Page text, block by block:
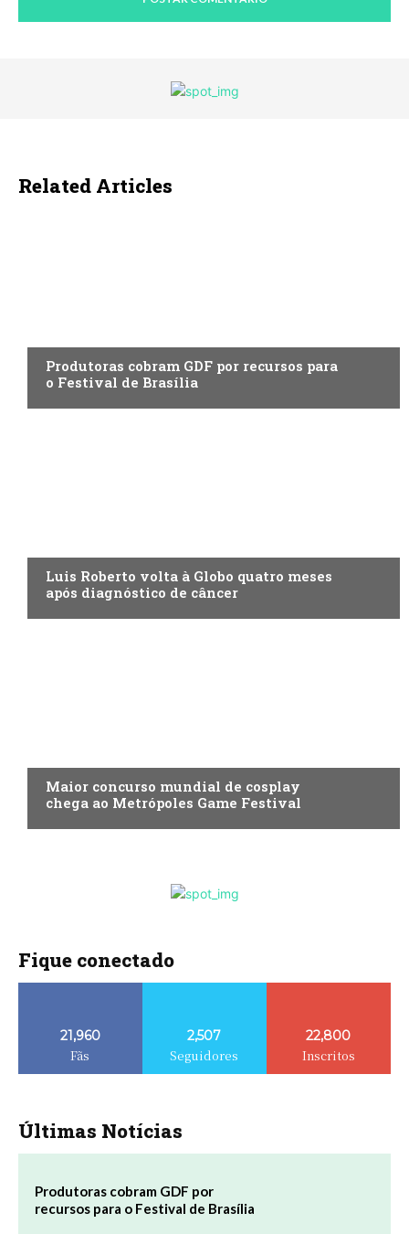
Related Articles
Produtoras cobram GDF por recursos para
o Festival de Brasília
Luis Roberto volta à Globo quatro meses
após diagnóstico de câncer
Maior concurso mundial de cosplay
chega ao Metrópoles Game Festival
Fique conectado
21,960
Fãs
2,507
Seguidores
22,800
Inscritos
Últimas Notícias
Produtoras cobram GDF por
recursos para o Festival de Brasília